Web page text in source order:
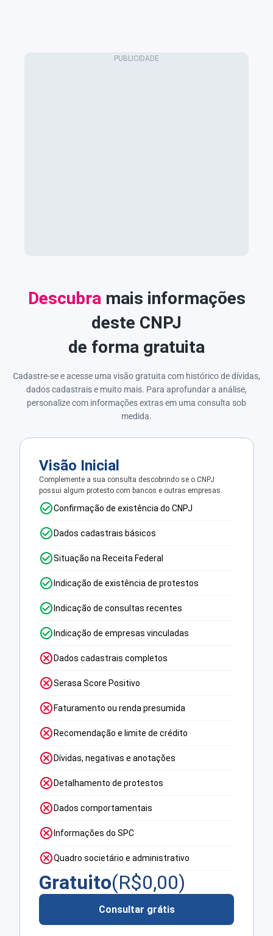
Descubra mais informações
deste CNPJ
de forma gratuita
Cadastre-se e acesse uma visão gratuita com histórico de dívidas,
dados cadastrais e muito mais. Para aprofundar a análise,
personalize com informações extras em uma consulta sob
medida.
Visão Inicial
Complemente a sua consulta descobrindo se o CNPJ
possui algum protesto com bancos e outras empresas.
Confirmação de existência do CNPJ
Dados cadastrais básicos
Situação na Receita Federal
Indicação de existência de protestos
Indicação de consultas recentes
Indicação de empresas vinculadas
Dados cadastrais completos
Serasa Score Positivo
Faturamento ou renda presumida
Recomendação e limite de crédito
Dívidas, negativas e anotações
Detalhamento de protestos
Dados comportamentais
Informações do SPC
Quadro societário e administrativo
Gratuito(R$0,00)
Consultar grátis